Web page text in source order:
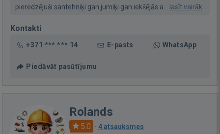
pieredzējuši santehniķi gan jumiķi gan iekšējās a... lasīt vairāk
Kontakti
+371 *** *** 14 E-pasts WhatsApp
Piedāvāt pasūtījumu
Rolands
5.0 · 4 atsauksmes